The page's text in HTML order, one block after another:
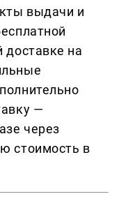
выдачи и
доставке на
—
через
стоимость в